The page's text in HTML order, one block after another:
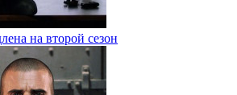
на второй сезон